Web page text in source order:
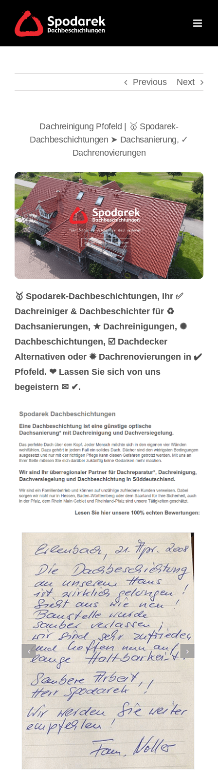
content
Previous Next
Dachreinigung Pfofeld | 🥇 Spodarek-
Dachbeschichtungen ➤ Dachsanierung, ✓
Dachrenovierungen
🥇 Spodarek-Dachbeschichtungen, Ihr ✅
Dachreiniger & Dachbeschichter für ♻
Dachsanierungen, ★ Dachreinigungen, ✺
Dachbeschichtungen, ☑️ Dachdecker
Alternativen oder ✹ Dachrenovierungen in ✔️
Pfofeld. ❤ Lassen Sie sich von uns
begeistern ✉ ✔.